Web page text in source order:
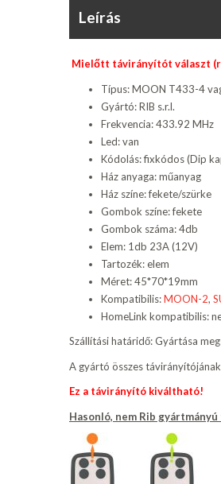
Leírás
Mielőtt távirányítót választ
Típus: MOON T433-4
Gyártó: RIB s.r.l.
Frekvencia: 433.92 MHz
Led: van
Kódolás: fixkódos (Dip
Ház anyaga: műanyag
Ház színe: fekete/szürke
Gombok színe: fekete
Gombok száma: 4db
Elem: 1db 23A (12V)
Tartozék: elem
Méret: 45*70*19mm
Kompatibilis:MOON-2,
HomeLink kompatibilis:
Szállítási határidő: Gyártása
A gyártó összes
Ez a távirányító kiváltható!
Hasonló, nem Rib